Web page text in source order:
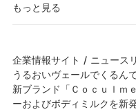
もっと見る
企業情報サイト / ニュース
うるおいヴェールでくるん
新ブランド「Ｃｏｃｕｌｍ
ーおよびボディミルクを新